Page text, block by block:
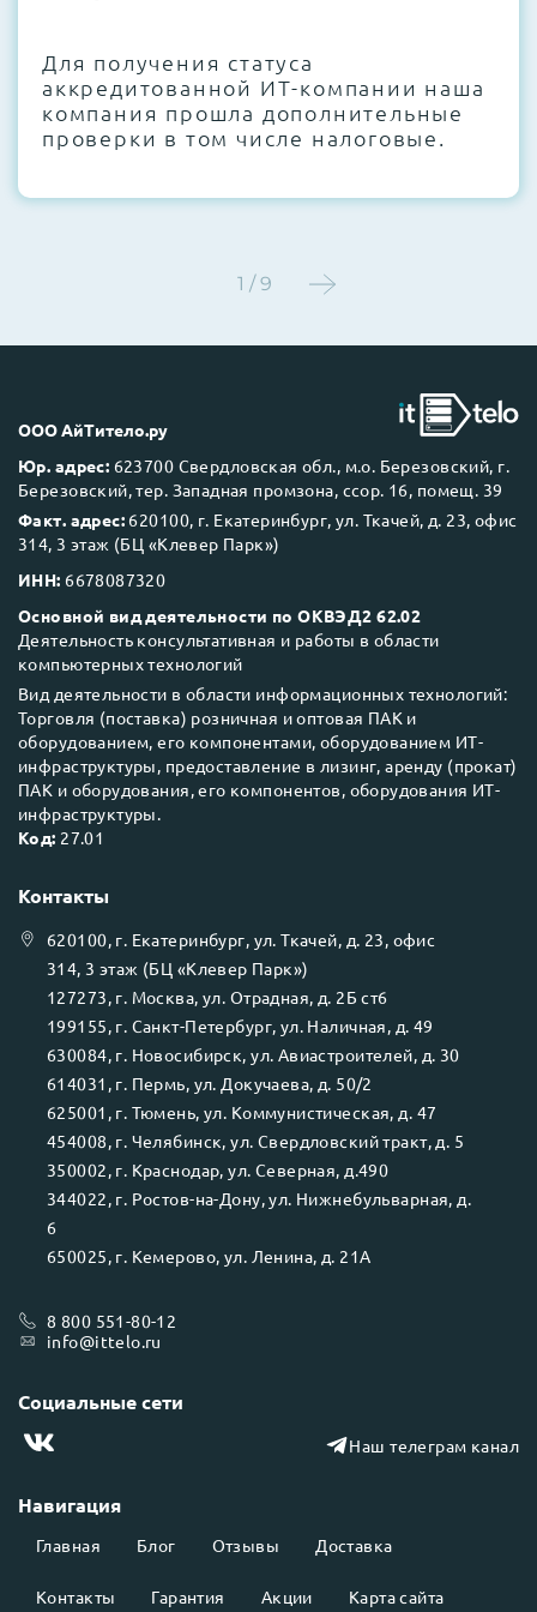
Этап 4:Стресс-тестирование под 100%
нагрузкой в течение 72 часов для
проверки стабильности всех подсистем
Next Business Day (NBD)
Для получения статуса
аккредитованной ИТ-компании наша
компания прошла дополнительные
проверки в том числе налоговые.
1 / 9
ООО АйТитело.ру
Юр. адрес: 623700 Свердловская обл., м.о. Березовский, г.
Березовский, тер. Западная промзона, ссор. 16, помещ. 39
Факт. адрес: 620100, г. Екатеринбург, ул. Ткачей, д. 23, офис
314, 3 этаж (БЦ «Клевер Парк»)
ИНН: 6678087320
Основной вид деятельности по ОКВЭД2 62.02
Деятельность консультативная и работы в области
компьютерных технологий
Вид деятельности в области информационных технологий:
Торговля (поставка) розничная и оптовая ПАК и
оборудованием, его компонентами, оборудованием ИТ-
инфраструктуры, предоставление в лизинг, аренду (прокат)
ПАК и оборудования, его компонентов, оборудования ИТ-
инфраструктуры.
Код: 27.01
Навигация
Главная Блог Отзывы Доставка
Контакты Гарантия Акции Карта сайта
Контакты
620100, г. Екатеринбург, ул.Ткачей, д. 23, офис
314, 3 этаж (БЦ «Клевер Парк»)
127273, г. Москва, ул. Отрадная, д. 2Б ст6
199155, г. Санкт-Петербург, ул. Наличная, д. 49
630084, г. Новосибирск, ул. Авиастроителей, д. 30
614031 , г. Пермь, ул. Докучаева, д. 50/2
625001 , г. Тюмень, ул. Коммунистическая, д. 47
454008, г. Челябинск, ул. Свердловский тракт, д. 5
350002, г. Краснодар, ул. Северная, д.490
344022, г. Ростов-на-Дону, ул. Нижнебульварная, д.
6
650025, г. Кемерово, ул. Ленина, д. 21А
8 800 551-80-12
info@ittelo.ru
Социальные сети
Наш телеграм канал